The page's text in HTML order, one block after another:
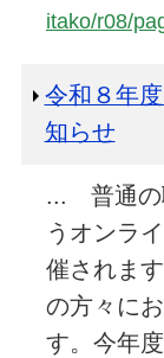
itako/r08/
令和８年
知らせ
... 普通の
うオンラ
催されま
の方々に
す。今年